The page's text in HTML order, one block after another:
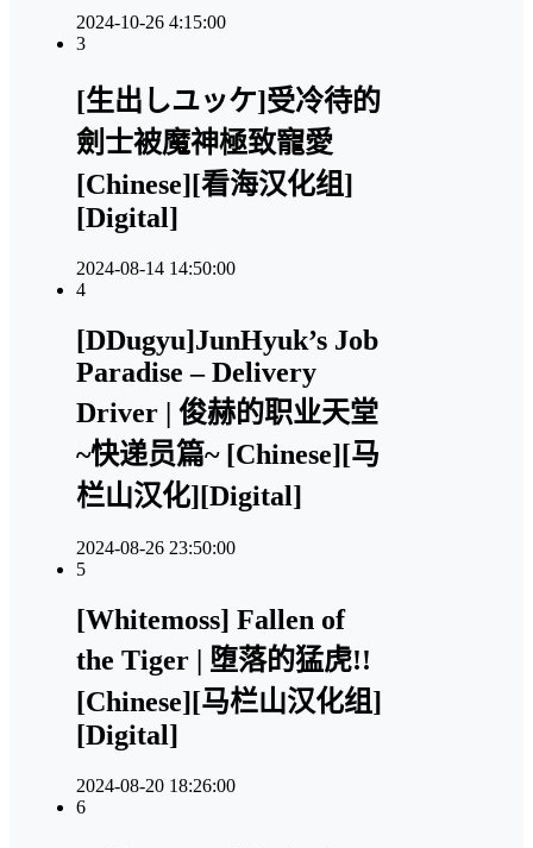
2024-10-26 4:15:00
3
[生出しユッケ]受冷待的
劍士被魔神極致寵愛
[Chinese][看海汉化组]
[Digital]
2024-08-14 14:50:00
4
[DDugyu]JunHyuk’s Job
Paradise – Delivery
Driver | 俊赫的职业天堂
~快递员篇~ [Chinese][马
栏山汉化][Digital]
2024-08-26 23:50:00
5
[Whitemoss] Fallen of
the Tiger | 堕落的猛虎!!
[Chinese][马栏山汉化组]
[Digital]
2024-08-20 18:26:00
6